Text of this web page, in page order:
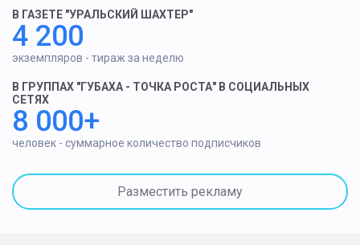
В ГАЗЕТЕ "УРАЛЬСКИЙ ШАХТЕР"
4 200
экземпляров - тираж за неделю
В ГРУППАХ "ГУБАХА - ТОЧКА РОСТА" В СОЦИАЛЬНЫХ
СЕТЯХ
8 000+
человек - суммарное количество подписчиков
Разместить рекламу